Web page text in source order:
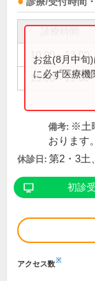
10:00～13:00
15:00～19:00
お盆(8月中旬
に必ず医療機
備考: ※土
おります。
休診日: 第2・3土
初診
アクセス数※